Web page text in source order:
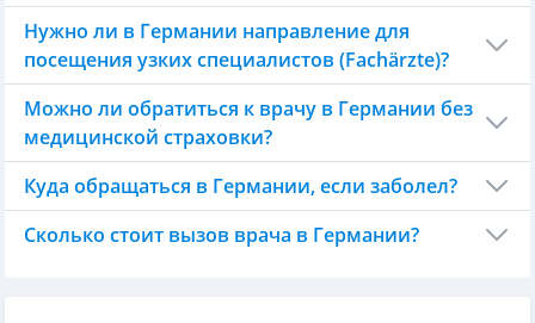
Нужно ли в Германии направление для
посещения узких специалистов (Fachärzte)?
Можно ли обратиться к врачу в Германии без
медицинской страховки?
Куда обращаться в Германии, если заболел?
Сколько стоит вызов врача в Германии?